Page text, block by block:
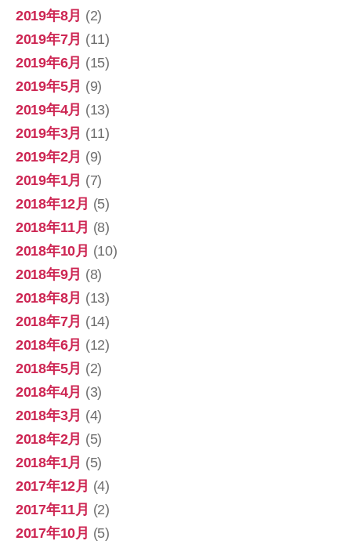
2019年8月 (2)
2019年7月 (11)
2019年6月 (15)
2019年5月 (9)
2019年4月 (13)
2019年3月 (11)
2019年2月 (9)
2019年1月 (7)
2018年12月 (5)
2018年11月 (8)
2018年10月 (10)
2018年9月 (8)
2018年8月 (13)
2018年7月 (14)
2018年6月 (12)
2018年5月 (2)
2018年4月 (3)
2018年3月 (4)
2018年2月 (5)
2018年1月 (5)
2017年12月 (4)
2017年11月 (2)
2017年10月 (5)